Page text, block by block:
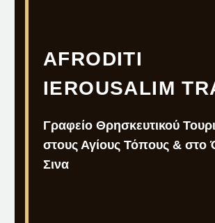
AFRODITI
IEROUSALIM
Γραφείο Θρησκευτικού
στους Αγίους Τόπους & στο
Σινα